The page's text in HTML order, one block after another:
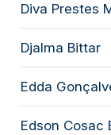
Diva Prestes
Djalma Bittar
Edda
Edson Cosac